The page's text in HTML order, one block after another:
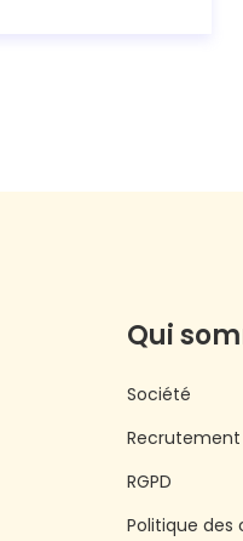
Qui
Société
Recrutement
RGPD
Politique des